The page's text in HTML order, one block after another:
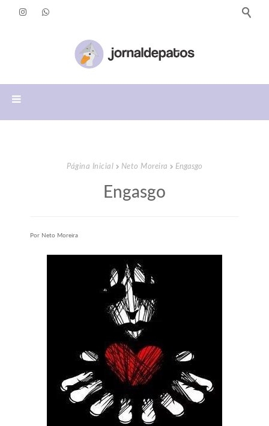
Página Inicial Neto Moreira Engasgo
Engasgo
Por Neto Moreira